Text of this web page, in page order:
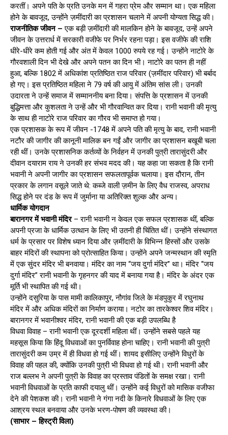
करतीं। अपने पति के प्रति उनके मन में गहरा प्रेम और सम्मान था। एक महिला
होने के बावजूद, उन्होंने ज़मींदारी का प्रशासन चलाने में अपनी योग्यता सिद्ध की।
राजनीतिक जीवन – एक बड़ी ज़मींदारी की मालकिन होने के बावजूद, उन्हें अपने
जीवन के उत्तरार्ध में सरकारी वजीफे पर निर्भर रहना पड़ा। इस वजीफे की राशि
धीरे-धीरे कम होती गई और अंत में केवल 1000 रुपये रह गई। उन्होंने नाटोरे के
गौरवशाली दिन भी देखे और अपने पतन का दिन भी। नाटोरे का पतन ही नहीं
हुआ, बल्कि 1802 में अधिकांश प्रतिष्ठित राज परिवार (ज़मींदार परिवार) भी बर्बाद
हो गए। इस प्रतिष्ठित महिला ने 79 वर्ष की आयु में अंतिम सांस ली। उनकी
उदारता ने उन्हें समाज में सम्माननीय बना दिया। संपत्ति के प्रशासन में उनकी
बुद्धिमत्ता और कुशलता ने उन्हें और भी गौरवान्वित कर दिया। रानी भवानी की मृत्यु
के साथ ही नाटोरे राज परिवार का गौरव भी समाप्त हो गया।
एक प्रशासक के रूप में जीवन -1748 में अपने पति की मृत्यु के बाद, रानी भवानी
नटौर की जागीर की कानूनी मालिक बन गईं और जागीर का प्रशासन बखूबी चला
रही थीं। उनके प्रशासनिक कर्तव्यों के निर्वहन में उनकी पुत्री तारासुंदरी और
दीवान दयाराम राय ने उनकी हर संभव मदद की। यह कहा जा सकता है कि रानी
भवानी ने अपनी जागीर का प्रशासन सफलतापूर्वक चलाया। इस दौरान, तीन
प्रकार के लगान वसूले जाते थे: कब्जे वाली ज़मीन के लिए वैध राजस्व, अपराध
सिद्ध होने पर दंड के रूप में जुर्माना या अतिरिक्त शुल्क और अन्य।
धार्मिक योगदान
बारानगर में भवानी मंदिर– रानी भवानी न केवल एक सफल प्रशासक थीं, बल्कि
अपनी प्रजा के धार्मिक उत्थान के लिए भी उतनी ही चिंतित थीं। उन्होंने संस्थागत
धर्म के प्रसार पर विशेष ध्यान दिया और ज़मींदारी के विभिन्न हिस्सों और उसके
बाहर मंदिरों की स्थापना को प्रोत्साहित किया। उन्होंने अपने जन्मस्थान की स्मृति
में एक सुंदर मंदिर भी बनवाया। मंदिर का नाम “जय दुर्गा मंदिर” था। मंदिर “जय
दुर्गा मंदिर” रानी भवानी के गृहनगर की याद में बनाया गया है। मंदिर के अंदर एक
मूर्ति भी स्थापित की गई थी।
उन्होंने दसुरिया के पास मामी कालिकापुर, नौगांव जिले के मंडपुकुर में रघुनाथ
मंदिर में और अधिक मंदिरों का निर्माण कराया। नटोर का तारकेश्वर शिव मंदिर।
बारानगर में भवानीश्वर मंदिर, रानी भवानी की एक बड़ी उपलब्धि है
विधवा विवाह – रानी भवानी एक दूरदर्शी महिला थीं। उन्होंने सबसे पहले यह
महसूस किया कि हिंदू विधवाओं का पुनर्विवाह होना चाहिए। रानी भवानी की पुत्री
तारासुंदरी कम उम्र में ही विधवा हो गई थीं। शायद इसीलिए उन्होंने विधुरों के
विवाह की पहल की, क्योंकि उनकी पुत्री भी विधवा हो गई थी। रानी भवानी और
राज बल्लभ ने अपनी पुत्री के विवाह का प्रस्ताव पंडितों के समक्ष रखा। रानी
भवानी विधवाओं के प्रति काफी दयालु थीं। उन्होंने कई विधुरों को मासिक वजीफा
देने की पेशकश की। रानी भवानी ने गंगा नदी के किनारे विधवाओं के लिए एक
आश्रय स्थल बनवाया और उनके भरण-पोषण की व्यवस्था की।
(साभार – हिस्ट्री विला)